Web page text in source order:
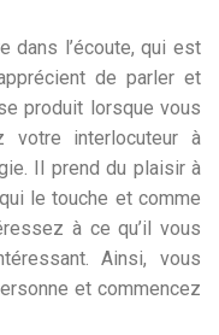
dans l’écoute, qui est
de parler et
produit lorsque vous
votre interlocuteur à
Il prend du plaisir à
le touche et comme
à ce qu’il vous
Ainsi, vous
et commencez